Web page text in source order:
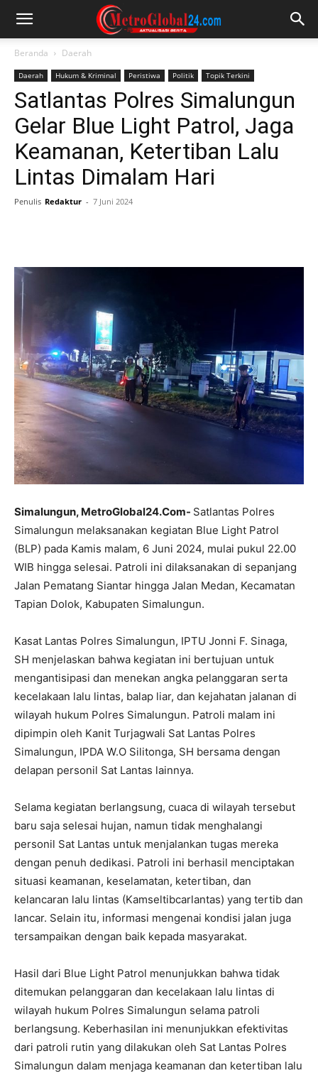
Beranda Daerah
Daerah Hukum & Kriminal Peristiwa Politik Topik Terkini
Satlantas Polres Simalungun
Gelar Blue Light Patrol, Jaga
Keamanan, Ketertiban Lalu
Lintas Dimalam Hari
Penulis Redaktur - 7 Juni 2024
Simalungun, MetroGlobal24.Com- Satlantas Polres
Simalungun melaksanakan kegiatan Blue Light Patrol
(BLP) pada Kamis malam, 6 Juni 2024, mulai pukul 22.00
WIB hingga selesai. Patroli ini dilaksanakan di sepanjang
Jalan Pematang Siantar hingga Jalan Medan, Kecamatan
Tapian Dolok, Kabupaten Simalungun.
Kasat Lantas Polres Simalungun, IPTU Jonni F. Sinaga,
SH menjelaskan bahwa kegiatan ini bertujuan untuk
mengantisipasi dan menekan angka pelanggaran serta
kecelakaan lalu lintas, balap liar, dan kejahatan jalanan di
wilayah hukum Polres Simalungun. Patroli malam ini
dipimpin oleh Kanit Turjagwali Sat Lantas Polres
Simalungun, IPDA W.O Silitonga, SH bersama dengan
delapan personil Sat Lantas lainnya.
Selama kegiatan berlangsung, cuaca di wilayah tersebut
baru saja selesai hujan, namun tidak menghalangi
personil Sat Lantas untuk menjalankan tugas mereka
dengan penuh dedikasi. Patroli ini berhasil menciptakan
situasi keamanan, keselamatan, ketertiban, dan
kelancaran lalu lintas (Kamseltibcarlantas) yang tertib dan
lancar. Selain itu, informasi mengenai kondisi jalan juga
tersampaikan dengan baik kepada masyarakat.
Hasil dari Blue Light Patrol menunjukkan bahwa tidak
ditemukan pelanggaran dan kecelakaan lalu lintas di
wilayah hukum Polres Simalungun selama patroli
berlangsung. Keberhasilan ini menunjukkan efektivitas
dari patroli rutin yang dilakukan oleh Sat Lantas Polres
Simalungun dalam menjaga keamanan dan ketertiban lalu